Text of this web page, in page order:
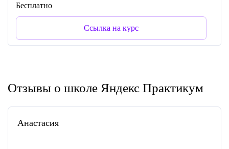
Бесплатно
Ссылка на курс
Отзывы о школе Яндекс Практикум
Анастасия